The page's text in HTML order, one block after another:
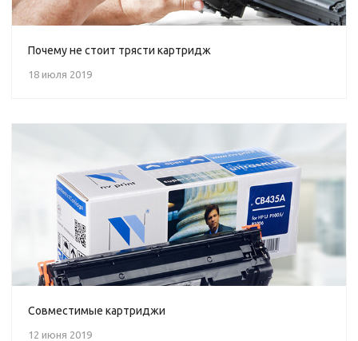
Почему не стоит трясти картридж
18 июля 2019
Совместимые картриджи
12 июня 2019